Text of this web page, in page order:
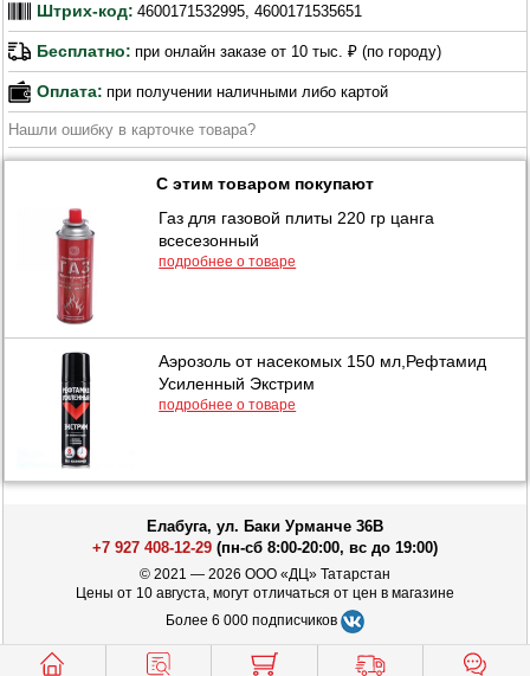
Штрих-код: 4600171532995, 4600171535651
Бесплатно: при онлайн заказе от 10 тыс. ₽ (по городу)
Оплата: при получении наличными либо картой
Нашли ошибку в карточке товара?
С этим товаром покупают
Газ для газовой плиты 220 гр цанга
всесезонный
подробнее о товаре
Аэрозоль от насекомых 150 мл,Рефтамид
Усиленный Экстрим
подробнее о товаре
Елабуга, ул. Баки Урманче 36В
+7 927 408-12-29(пн-сб 8:00-20:00, вс до 19:00)
© 2021 — 2026 ООО «ДЦ» Татарстан
Цены от 10 августа, могут отличаться от цен в магазине
Более 6 000 подписчиков